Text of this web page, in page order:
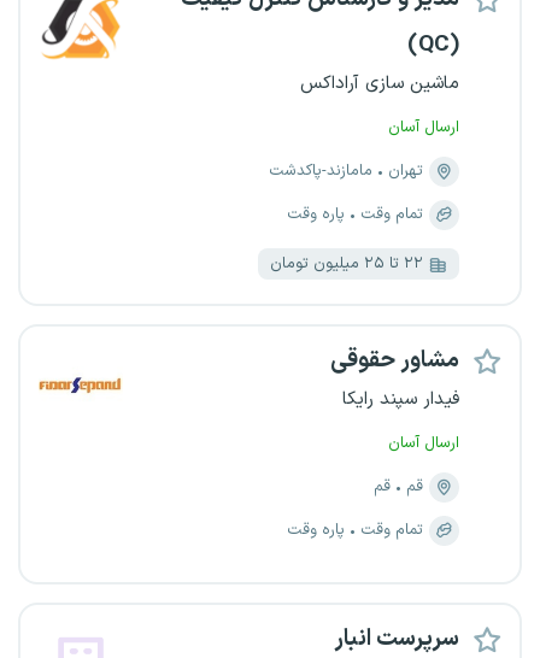
(QC)
ماشین سازی آراداکس
ارسال آسان
تهران
مامازند-پاکدشت
تمام وقت
پاره وقت
۲۲ تا ۲۵ میلیون تومان
مشاور حقوقی
فیدار سپند رایکا
ارسال آسان
قم
قم
تمام وقت
پاره وقت
سرپرست انبار